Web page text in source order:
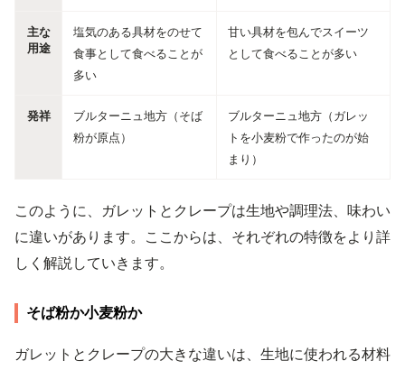
主な
用途
塩気のある具材をのせて
食事として食べることが
多い
甘い具材を包んでスイーツ
として食べることが多い
発祥
ブルターニュ地方（そば
粉が原点）
ブルターニュ地方（ガレッ
トを小麦粉で作ったのが始
まり）
このように、ガレットとクレープは生地や調理法、味わい
に違いがあります。ここからは、それぞれの特徴をより詳
しく解説していきます。
そば粉か小麦粉か
ガレットとクレープの大きな違いは、生地に使われる材料